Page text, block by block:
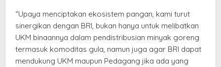
“Upaya menciptakan ekosistem pangan, kami turut
sinergikan dengan BRI, bukan hanya untuk melibatkan
UKM binaannya dalam pendistribusian minyak goreng
termasuk komoditas gula, namun juga agar BRI dapat
mendukung UKM maupun Pedagang jika ada yang